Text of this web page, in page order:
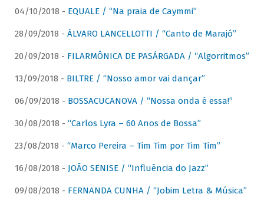
04/10/2018 - EQUALE / “Na praia de Caymmi”
28/09/2018 - ÁLVARO LANCELLOTTI / “Canto de Marajó”
20/09/2018 - FILARMÔNICA DE PASÁRGADA / “Algorritmos”
13/09/2018 - BILTRE / “Nosso amor vai dançar”
06/09/2018 - BOSSACUCANOVA / “Nossa onda é essa!”
30/08/2018 - “Carlos Lyra – 60 Anos de Bossa”
23/08/2018 - “Marco Pereira – Tim Tim por Tim Tim”
16/08/2018 - JOÃO SENISE / “Influência do Jazz”
09/08/2018 - FERNANDA CUNHA / “Jobim Letra & Música”